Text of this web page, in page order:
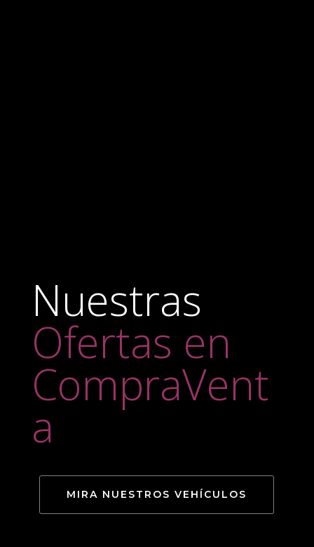
Nuestras
Ofertas en
CompraVent
a
MIRA NUESTROS VEHÍCULOS